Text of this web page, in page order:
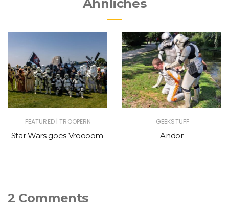
Ähnliches
FEATURED | TROOPERN
Star Wars goes Vroooom
GEEKSTUFF
Andor
2 Comments